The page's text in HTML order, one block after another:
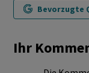
Bevorzugte
Ihr